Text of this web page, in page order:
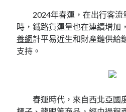
2024年春運，在出行客
時，鐵路貨運量也在連續增加
養網計平易近生和財產鏈供給
支持。
春運時代，來自西北亞國